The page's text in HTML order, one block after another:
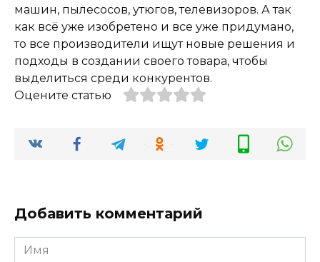
машин, пылесосов, утюгов, телевизоров. А так
как всё уже изобретено и все уже придумано,
то все производители ищут новые решения и
подходы в создании своего товара, чтобы
выделиться среди конкурентов.
Оцените статью
Добавить комментарий
Имя